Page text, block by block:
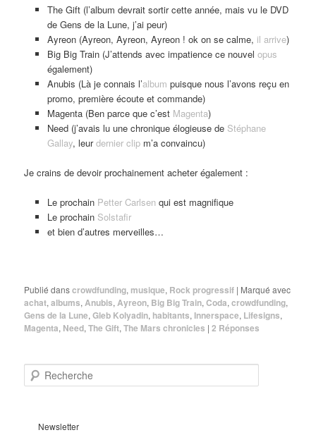
The Gift (l’album devrait sortir cette année, mais vu le DVD
de Gens de la Lune, j’ai peur)
Ayreon (Ayreon, Ayreon, Ayreon ! ok on se calme, il arrive)
Big Big Train (J’attends avec impatience ce nouvel opus
également)
Anubis (Là je connais l’album puisque nous l’avons reçu en
promo, première écoute et commande)
Magenta (Ben parce que c’est Magenta)
Need (j’avais lu une chronique élogieuse de Stéphane
Gallay, leurdernier clipm’a convaincu)
Je crains de devoir prochainement acheter également :
Le prochain Petter Carlsenqui est magnifique
Le prochain Solstafir
et bien d’autres merveilles…
Publié danscrowdfunding, musique, Rock progressif | Marqué avec
achat,albums, Anubis, Ayreon, Big Big Train,Coda,crowdfunding,
Gens de la Lune,Gleb Kolyadin, habitants, Innerspace, Lifesigns,
Magenta, Need,The Gift,The Mars chronicles |2 Réponses
e
Newsletter